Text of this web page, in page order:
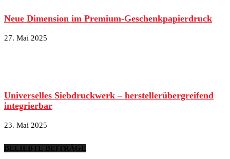
Neue Dimension im Premium-Geschenkpapierdruck
27. Mai 2025
Universelles Siebdruckwerk – herstellerübergreifend
integrierbar
23. Mai 2025
BELIEBTE BEITRÄGE